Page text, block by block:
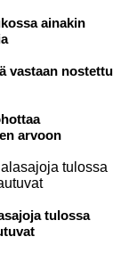
ainakin
vastaan nostettu
arvoon
tulossa